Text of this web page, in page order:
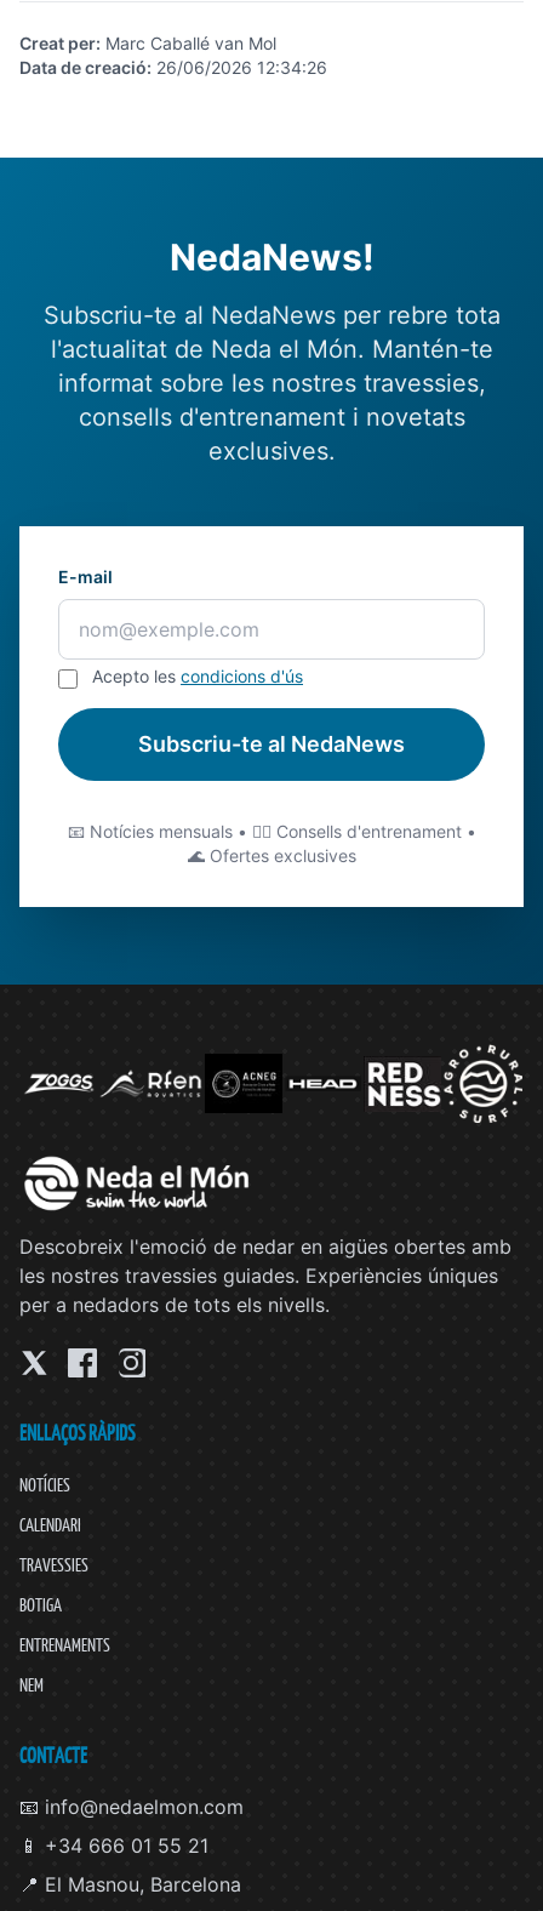
Creat per: Marc Caballé van Mol
Data de creació: 26/06/2026 12:34:26
NedaNews!
Subscriu-te al NedaNews per rebre tota
l'actualitat de Neda el Món. Mantén-te
informat sobre les nostres travessies,
consells d'entrenament i novetats
exclusives.
E-mail
Acepto les condicions d'ús
Subscriu-te al NedaNews
📧 Notícies mensuals • 🏊‍♂️ Consells d'entrenament •
🌊 Ofertes exclusives
Descobreix l'emoció de nedar en aigües obertes amb
les nostres travessies guiades. Experiències úniques
per a nedadors de tots els nivells.
ENLLAÇOS RÀPIDS
NOTÍCIES
CALENDARI
TRAVESSIES
BOTIGA
ENTRENAMENTS
NEM
CONTACTE
📧 info@nedaelmon.com
📱 +34 666 01 55 21
📍 El Masnou, Barcelona